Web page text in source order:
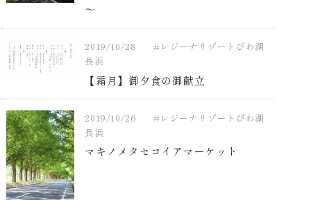
～
2019/10/28
#レジーナリゾートびわ湖
長浜
【霜月】御夕食の御献立
2019/10/26
#レジーナリゾートびわ湖
長浜
マキノメタセコイアマーケット